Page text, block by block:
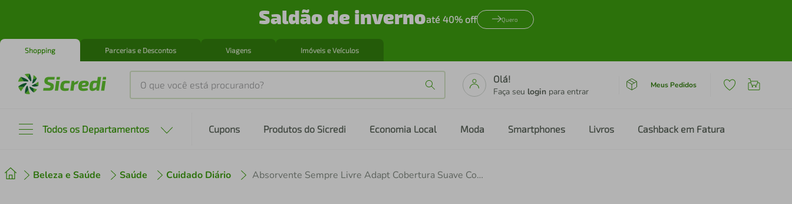
Saldão de invernoaté 40% off Quero
Shopping Parcerias e Descontos Viagens Imóveis e Veículos
O que você está procurando?
Olá!
Faça seu login para entrar
Meus Pedidos
Todos os Departamentos Cupons Produtos do Sicredi Economia Local Moda Smartphones Livros Cashback em Fatura
Beleza e Saúde Saúde Cuidado Diário Absorvente Sempre Livre Adapt Cobertura Suave Com Abas 8 Unidades
2º cafeteira